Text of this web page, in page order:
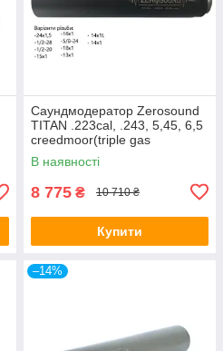
Саундмодератор Zerosound
TITAN .223cal, .243, 5,45, 6,5
creedmoor(triple gas
unloading system)
В наявності
8 775 ₴ 10 710 ₴
Купити
–14%